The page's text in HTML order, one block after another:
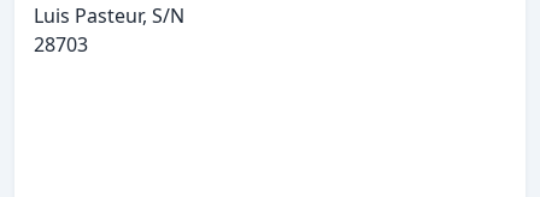
Luis Pasteur, S/N
28703